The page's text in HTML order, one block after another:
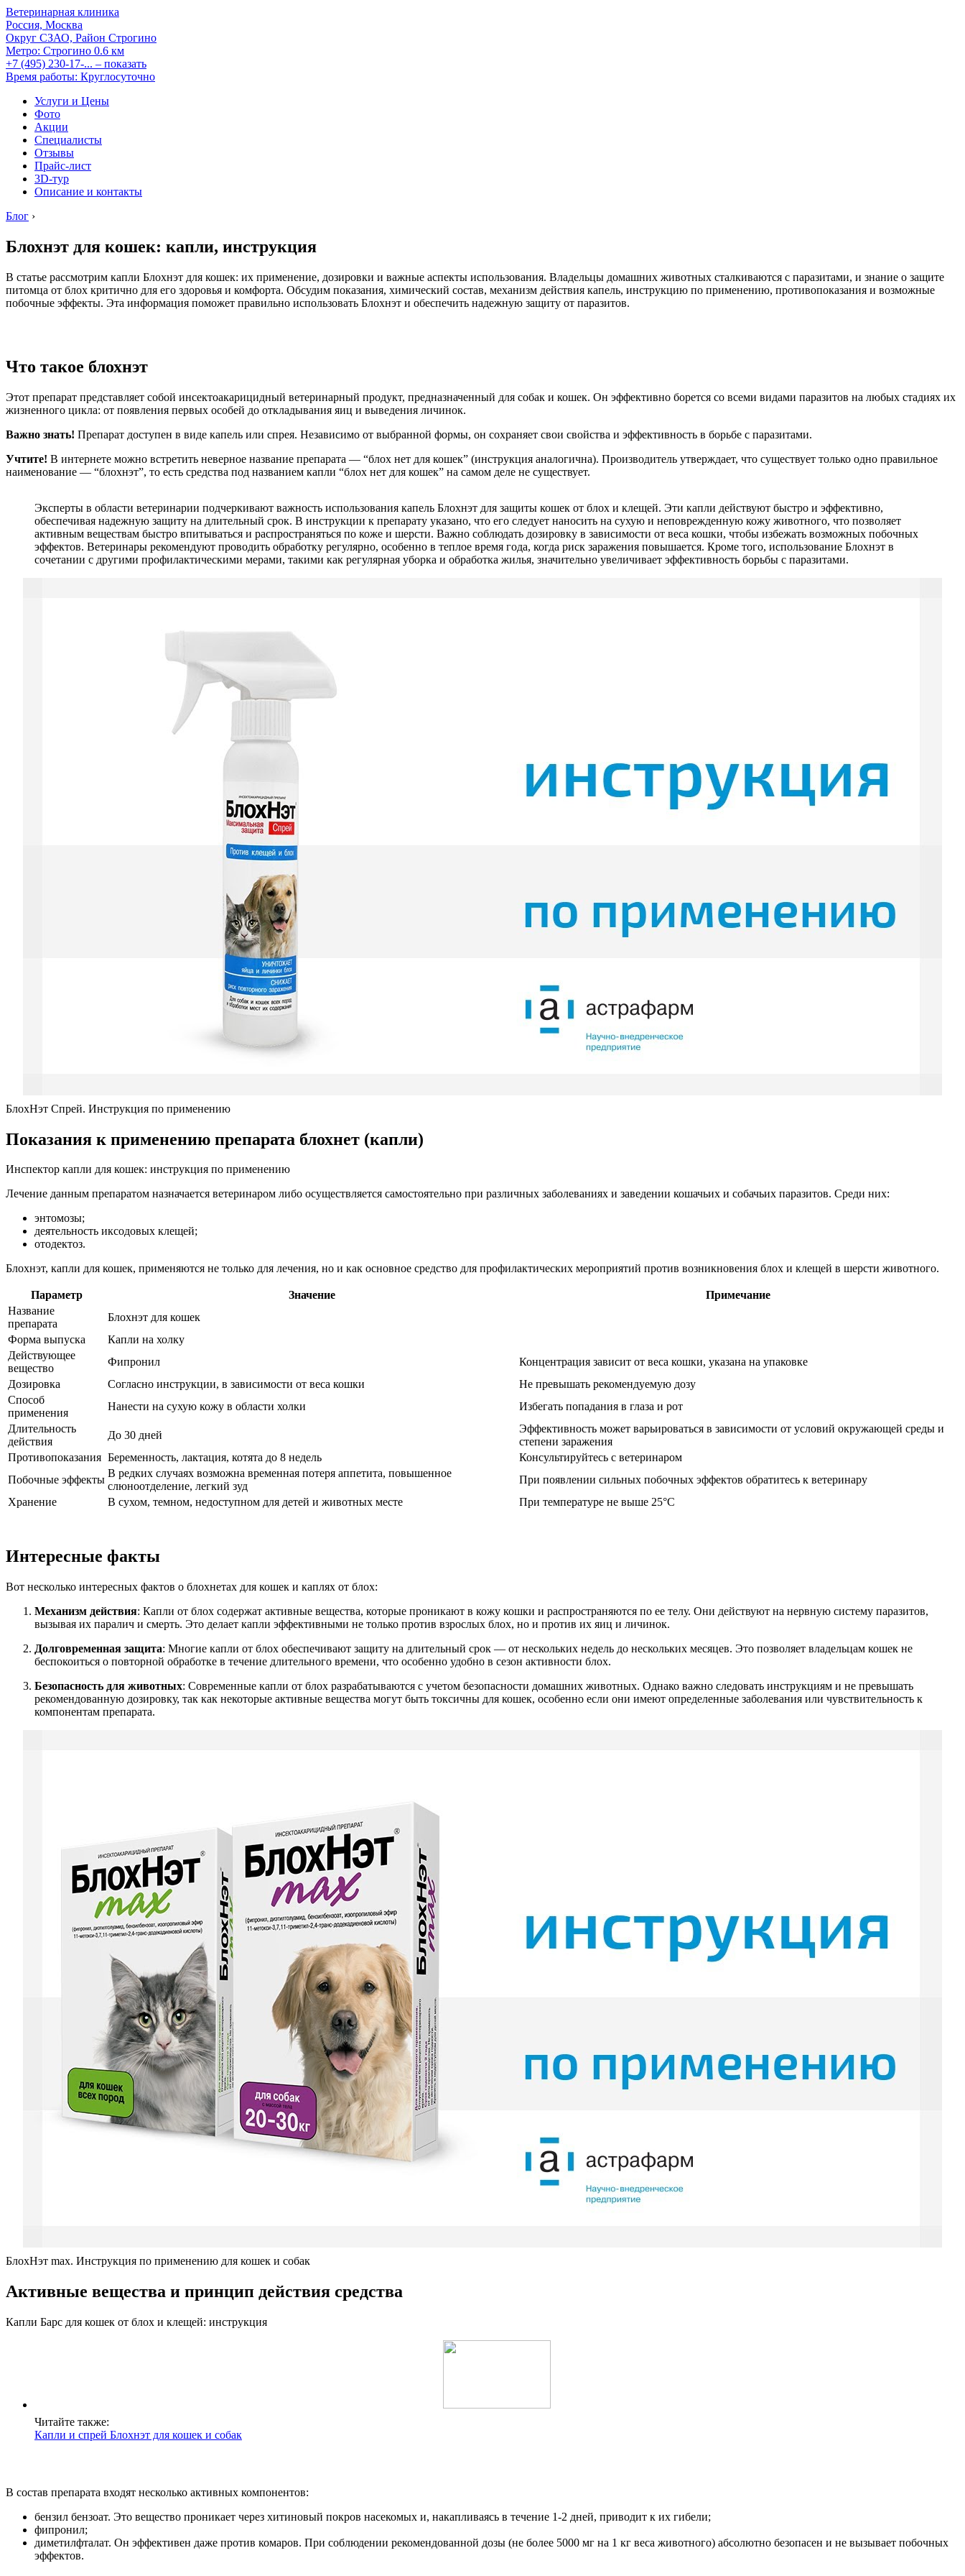
Ветеринарная клиника
Россия, Москва
Округ СЗАО, Район Строгино
Метро: Строгино 0.6 км
+7 (495) 230-17-... – показать
Время работы: Круглосуточно
Услуги и Цены
Фото
Акции
Специалисты
Отзывы
Прайс-лист
3D-тур
Описание и контакты
Блог ›
Блохнэт для кошек: капли, инструкция
В статье рассмотрим капли Блохнэт для кошек: их применение, дозировки и важные аспекты использования. Владельцы домашних животных сталкиваются с паразитами, и знание о защите
питомца от блох критично для его здоровья и комфорта. Обсудим показания, химический состав, механизм действия капель, инструкцию по применению, противопоказания и возможные
побочные эффекты. Эта информация поможет правильно использовать Блохнэт и обеспечить надежную защиту от паразитов.
Что такое блохнэт
Этот препарат представляет собой инсектоакарицидный ветеринарный продукт, предназначенный для собак и кошек. Он эффективно борется со всеми видами паразитов на любых стадиях их
жизненного цикла: от появления первых особей до откладывания яиц и выведения личинок.
Важно знать! Препарат доступен в виде капель или спрея. Независимо от выбранной формы, он сохраняет свои свойства и эффективность в борьбе с паразитами.
Учтите! В интернете можно встретить неверное название препарата — “блох нет для кошек” (инструкция аналогична). Производитель утверждает, что существует только одно правильное
наименование — “блохнэт”, то есть средства под названием капли “блох нет для кошек” на самом деле не существует.
Эксперты в области ветеринарии подчеркивают важность использования капель Блохнэт для защиты кошек от блох и клещей. Эти капли действуют быстро и эффективно,
обеспечивая надежную защиту на длительный срок. В инструкции к препарату указано, что его следует наносить на сухую и неповрежденную кожу животного, что позволяет
активным веществам быстро впитываться и распространяться по коже и шерсти. Важно соблюдать дозировку в зависимости от веса кошки, чтобы избежать возможных побочных
эффектов. Ветеринары рекомендуют проводить обработку регулярно, особенно в теплое время года, когда риск заражения повышается. Кроме того, использование Блохнэт в
сочетании с другими профилактическими мерами, такими как регулярная уборка и обработка жилья, значительно увеличивает эффективность борьбы с паразитами.
БлохНэт Спрей. Инструкция по применению
Показания к применению препарата блохнет (капли)
Инспектор капли для кошек: инструкция по применению
Лечение данным препаратом назначается ветеринаром либо осуществляется самостоятельно при различных заболеваниях и заведении кошачьих и собачьих паразитов. Среди них:
энтомозы;
деятельность иксодовых клещей;
отодектоз.
Блохнэт, капли для кошек, применяются не только для лечения, но и как основное средство для профилактических мероприятий против возникновения блох и клещей в шерсти животного.
Параметр Значение
Примечание
Название
препарата
Блохнэт для кошек
Форма выпуска
Капли на холку
Действующее
вещество
Фипронил
Концентрация зависит от веса кошки, указана на упаковке
Дозировка
Согласно инструкции, в зависимости от веса кошки
Не превышать рекомендуемую дозу
Способ
применения
Нанести на сухую кожу в области холки
Избегать попадания в глаза и рот
Длительность
действия
До 30 дней
Эффективность может варьироваться в зависимости от условий окружающей среды и
степени заражения
Противопоказания Беременность, лактация, котята до 8 недель
Консультируйтесь с ветеринаром
Побочные эффекты
В редких случаях возможна временная потеря аппетита, повышенное
слюноотделение, легкий зуд
При появлении сильных побочных эффектов обратитесь к ветеринару
Хранение
В сухом, темном, недоступном для детей и животных месте При температуре не выше 25°C
Интересные факты
Вот несколько интересных фактов о блохнетах для кошек и каплях от блох:
Механизм действия: Капли от блох содержат активные вещества, которые проникают в кожу кошки и распространяются по ее телу. Они действуют на нервную систему паразитов,
вызывая их паралич и смерть. Это делает капли эффективными не только против взрослых блох, но и против их яиц и личинок.
Долговременная защита: Многие капли от блох обеспечивают защиту на длительный срок — от нескольких недель до нескольких месяцев. Это позволяет владельцам кошек не
беспокоиться о повторной обработке в течение длительного времени, что особенно удобно в сезон активности блох.
Безопасность для животных: Современные капли от блох разрабатываются с учетом безопасности домашних животных. Однако важно следовать инструкциям и не превышать
рекомендованную дозировку, так как некоторые активные вещества могут быть токсичны для кошек, особенно если они имеют определенные заболевания или чувствительность к
компонентам препарата.
БлохНэт max. Инструкция по применению для кошек и собак
Активные вещества и принцип действия средства
Капли Барс для кошек от блох и клещей: инструкция
Читайте также:
Капли и спрей Блохнэт для кошек и собак
В состав препарата входят несколько активных компонентов:
бензил бензоат. Это вещество проникает через хитиновый покров насекомых и, накапливаясь в течение 1-2 дней, приводит к их гибели;
фипронил;
диметилфталат. Он эффективен даже против комаров. При соблюдении рекомендованной дозы (не более 5000 мг на 1 кг веса животного) абсолютно безопасен и не вызывает побочных
эффектов.